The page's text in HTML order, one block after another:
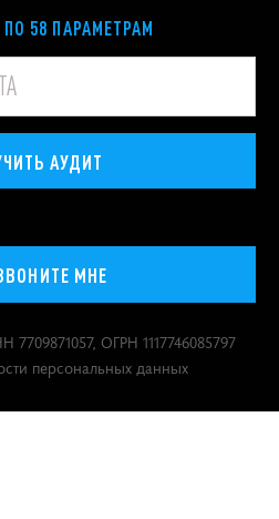
58 ПАРАМЕТРАМ
АУДИТ
МНЕ
7709871057, ОГРН 1117746085797
персональных данных
4/17, строение 3